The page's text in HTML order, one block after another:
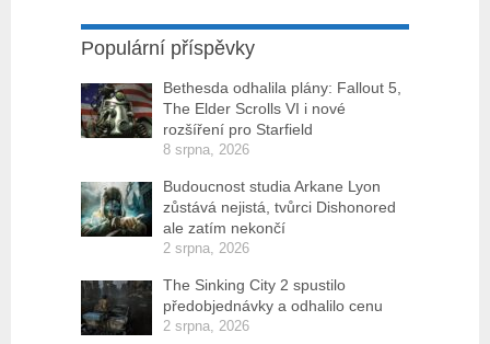
Populární příspěvky
Bethesda odhalila plány: Fallout 5,
The Elder Scrolls VI i nové
rozšíření pro Starfield
8 srpna, 2026
Budoucnost studia Arkane Lyon
zůstává nejistá, tvůrci Dishonored
ale zatím nekončí
2 srpna, 2026
The Sinking City 2 spustilo
předobjednávky a odhalilo cenu
2 srpna, 2026